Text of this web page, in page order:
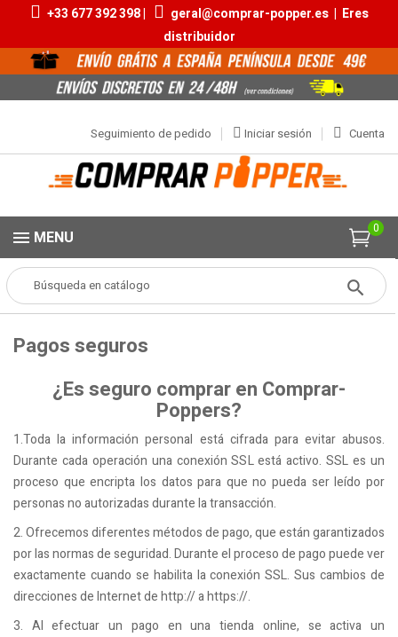
+33 677 392 398 | geral@comprar-popper.es| Eres
distribuidor
Cuenta
Iniciar sesión
Seguimiento de pedido
0
MENU
Popper Pagos seguros
Pagos seguros
¿Es seguro comprar en Comprar-
Poppers?
1.Toda la información personal está cifrada para evitar abusos.
Durante cada operación una conexión SSL está activo. SSL es un
proceso que encripta los datos para que no pueda ser leído por
personas no autorizadas durante la transacción.
2. Ofrecemos diferentes métodos de pago, que están garantizados
por las normas de seguridad. Durante el proceso de pago puede ver
exactamente cuando se habilita la conexión SSL. Sus cambios de
direcciones de Internet de http:// a https://.
3. Al efectuar un pago en una tienda online, se activa un